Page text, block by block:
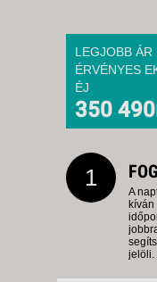
LEGJOBB ÁR
ÉRVÉNYES
ÉJ
350 490
1
A
kíván
jelöli.